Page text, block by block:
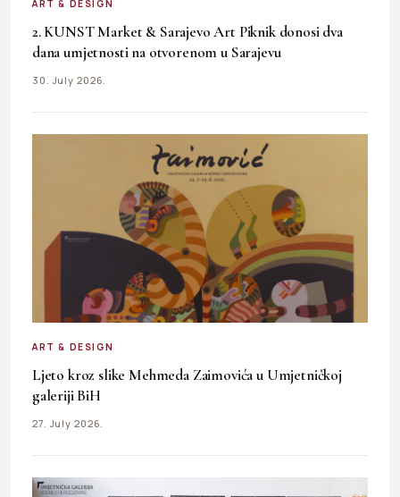
ART & DESIGN
2. KUNST Market & Sarajevo Art Piknik donosi dva
dana umjetnosti na otvorenom u Sarajevu
30. July 2026.
ART & DESIGN
Ljeto kroz slike Mehmeda Zaimovića u Umjetničkoj
galeriji BiH
27. July 2026.